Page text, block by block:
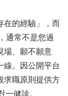
在的經驗」，而
通常不是您過
場、願不願意
線。因公開平台
求職原則提供方
一健診。